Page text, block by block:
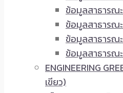
ข้อมูลสาธารณ
ข้อมูลสาธารณ
ข้อมูลสาธารณ
ข้อมูลสาธารณ
ENGINEERING
เขียว)